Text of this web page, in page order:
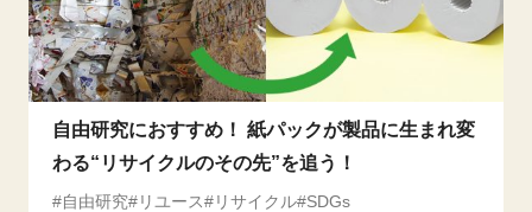
自由研究におすすめ！ 紙パックが製品に生まれ変
わる“リサイクルのその先”を追う！
自由研究 リユース リサイクル SDGs